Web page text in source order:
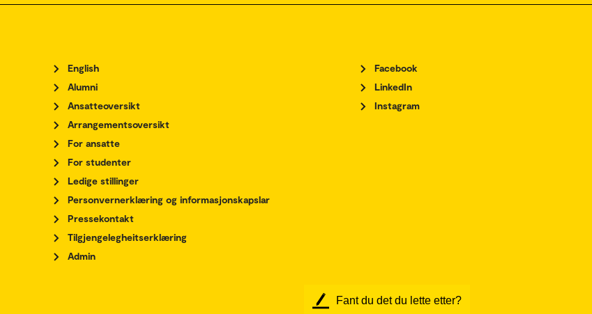
English
Alumni
Ansatteoversikt
Arrangementsoversikt
For ansatte
For studenter
Ledige stillinger
Personvernerklæring og informasjonskapslar
Pressekontakt
Tilgjengelegheitserklæring
Admin
Facebook
LinkedIn
Instagram
Fant du det du lette etter?